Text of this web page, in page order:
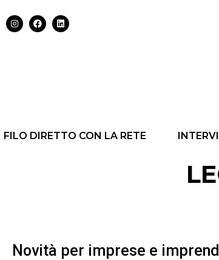
FILO DIRETTO CON LA RETE
Novità per imprese e